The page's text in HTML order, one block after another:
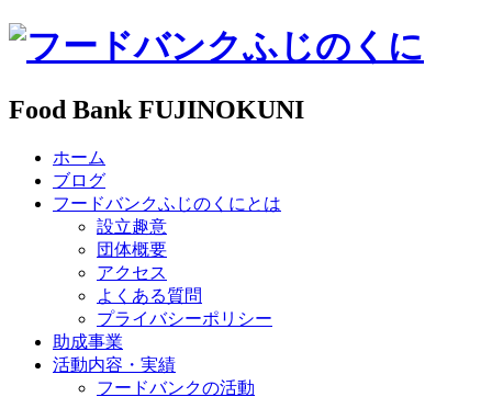
Food Bank FUJINOKUNI
ホーム
ブログ
フードバンクふじのくにとは
設立趣意
団体概要
アクセス
よくある質問
プライバシーポリシー
助成事業
活動内容・実績
フードバンクの活動